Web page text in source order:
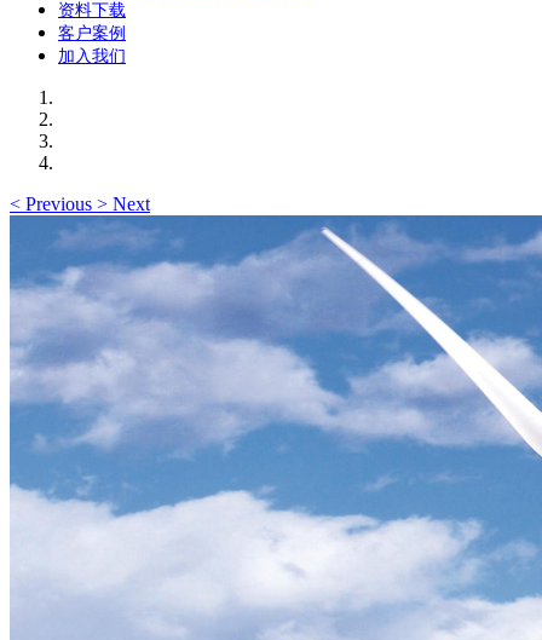
资料下载
客户案例
加入我们
< Previous > Next